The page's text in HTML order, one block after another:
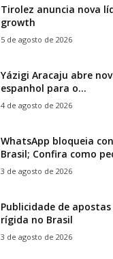
Tirolez anuncia nova
growth
5 de agosto de 2026
Yázigi Aracaju abre
espanhol para o...
4 de agosto de 2026
WhatsApp bloqueia
Brasil; Confira como
3 de agosto de 2026
Publicidade de
rígida no Brasil
3 de agosto de 2026